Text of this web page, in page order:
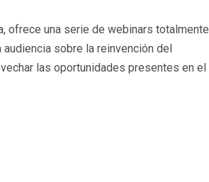
ofrece una serie de webinars totalmente
sobre la reinvención del
las oportunidades presentes en el